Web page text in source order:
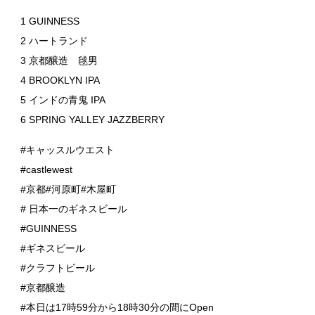
1 GUINNESS
2 ハートランド
3 京都醸造 毬男
4 BROOKLYN IPA
5 インドの青鬼 IPA
6 SPRING YALLEY JAZZBERRY
#キャッスルウエスト
#castlewest
#京都#河原町#木屋町
# 日本一のギネスビール
#GUINNESS
#ギネスビール
#クラフトビール
#京都醸造
#本日は17時59分から18時30分の間にOpen